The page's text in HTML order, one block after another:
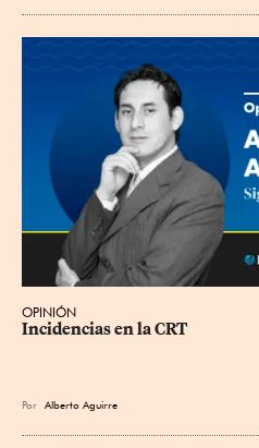
OPINIÓN
Incidencias en la CRT
Por Alberto Aguirre